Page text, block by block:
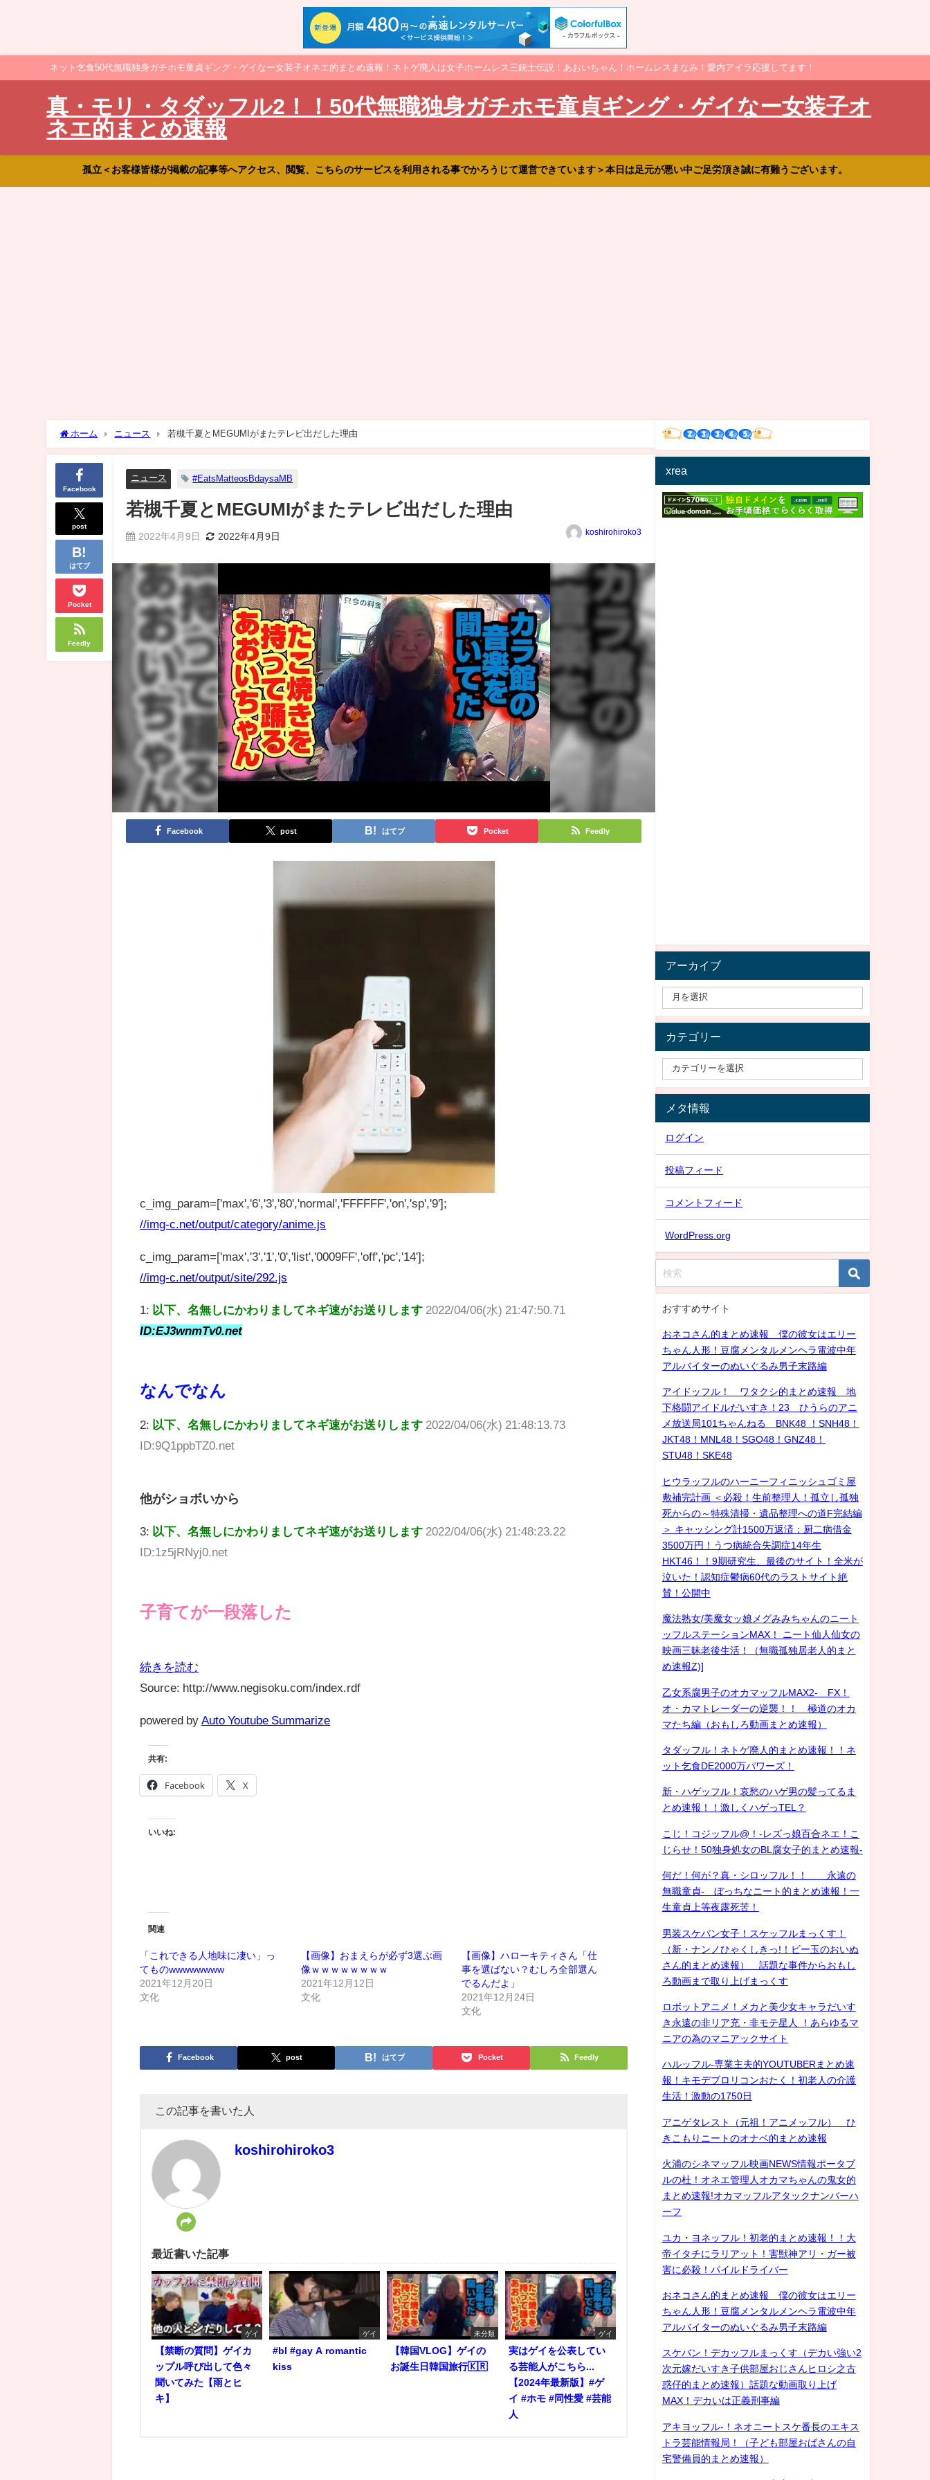
ネット乞食50代無職独身ガチホモ童貞ギング・ゲイなー女装子オネエ的まとめ速報！ネトゲ廃人は女子ホームレス三銃士伝説！あおいちゃん！ホームレスまなみ！愛内アイラ応援してます！
真・モリ・タダッフル2！！50代無職独身ガチホモ童貞ギング・ゲイなー女装子オ
ネエ的まとめ速報
孤立＜お客様皆様が掲載の記事等へアクセス、閲覧、こちらのサービスを利用される事でかろうじて運営できています＞本日は足元が悪い中ご足労頂き誠に有難うございます。
ホーム ニュース 若槻千夏とMEGUMIがまたテレビ出だした理由
Facebook
post
はてブ
Pocket
Feedly
ニュース #EatsMatteosBdaysaMB
若槻千夏とMEGUMIがまたテレビ出だした理由
2022年4月9日 2022年4月9日 koshirohiroko3
Facebook post はてブ Pocket Feedly
c_img_param=['max','6','3','80','normal','FFFFFF','on','sp','9'];
//img-c.net/output/category/anime.js
c_img_param=['max','3','1','0','list','0009FF','off','pc','14'];
//img-c.net/output/site/292.js
1: 以下、名無しにかわりましてネギ速がお送りします 2022/04/06(水) 21:47:50.71
ID:EJ3wnmTv0.net
なんでなん
2: 以下、名無しにかわりましてネギ速がお送りします 2022/04/06(水) 21:48:13.73
ID:9Q1ppbTZ0.net
他がショボいから
3: 以下、名無しにかわりましてネギ速がお送りします 2022/04/06(水) 21:48:23.22
ID:1z5jRNyj0.net
子育てが一段落した
続きを読む
Source: http://www.negisoku.com/index.rdf
powered by Auto Youtube Summarize
共有:
Facebook X
いいね:
関連
「これできる人地味に凄い」っ
てものwwwwwwww
2021年12月20日
文化
【画像】おまえらが必ず3選ぶ画
像ｗｗｗｗｗｗｗｗ
2021年12月12日
文化
【画像】ハローキティさん「仕
事を選ばない？むしろ全部選ん
でるんだよ」
2021年12月24日
文化
Facebook post はてブ Pocket Feedly
この記事を書いた人
koshirohiroko3
最近書いた記事
ゲイ
【禁断の質問】ゲイカ
ップル呼び出して色々
聞いてみた【雨とヒ
キ】
ゲイ
#bl #gay A romantic
kiss
未分類
【韓国VLOG】ゲイの
お誕生日韓国旅行🇰🇷
ゲイ
実はゲイを公表してい
る芸能人がこちら...
【2024年最新版】#ゲ
イ #ホモ #同性愛 #芸能
人
xrea
アーカイブ
カテゴリー
メタ情報
ログイン
投稿フィード
コメントフィード
WordPress.org
おすすめサイト
おネコさん的まとめ速報 僕の彼女はエリー
ちゃん人形！豆腐メンタルメンヘラ電波中年
アルバイターのぬいぐるみ男子末路編
アイドッフル！ ワタクシ的まとめ速報 地
下格闘アイドルだいすき！23 ひうらのアニ
メ放送局101ちゃんねる BNK48 ！SNH48！
JKT48！MNL48！SGO48！GNZ48！
STU48！SKE48
ヒウラッフルのハーニーフィニッシュゴミ屋
敷補完計画 ＜必殺！生前整理人！孤立し孤独
死からの～特殊清掃・遺品整理への道F完結編
＞ キャッシング計1500万返済：厨二病借金
3500万円！うつ病統合失調症14年生
HKT46！！9期研究生、最後のサイト！全米が
泣いた！認知症鬱病60代のラストサイト絶
賛！公開中
魔法熟女/美魔女ッ娘メグみみちゃんのニート
ッフルステーションMAX！ ニート仙人仙女の
映画三昧老後生活！（無職孤独居老人的まと
め速報Z)]
乙女系腐男子のオカマッフルMAX2- FX！
オ・カマトレーダーの逆襲！！ 極道のオカ
マたち編（おもしろ動画まとめ速報）
タダッフル！ネトゲ廃人的まとめ速報！！ネ
ット乞食DE2000万パワーズ！
新・ハゲッフル！哀愁のハゲ男の髪ってるま
とめ速報！！激しくハゲっTEL？
こじ！コジッフル@！-レズっ娘百合ネエ！こ
じらせ！50独身処女のBL腐女子的まとめ速報-
何だ！何が？真・シロッフル！！ 永遠の
無職童貞- ぼっちなニート的まとめ速報！一
生童貞上等夜露死苦！
男装スケバン女子！スケッフルまっくす！
（新・ナンノひゃくしきっ!！ビー玉のおいぬ
さん的まとめ速報） 話題な事件からおもし
ろ動画まで取り上げまっくす
ロボットアニメ！メカと美少女キャラだいす
き永遠の非リア充・非モテ星人 ！あらゆるマ
ニアの為のマニアックサイト
ハルッフル-専業主夫的YOUTUBERまとめ速
報！キモデブロリコンおたく！初老人の介護
生活！激動の1750日
アニゲタレスト（元祖！アニメッフル） ひ
きこもりニートのオナベ的まとめ速報
火浦のシネマッフル映画NEWS情報ポータブ
ルの杜！オネエ管理人オカマちゃんの鬼女的
まとめ速報!オカマッフルアタックナンバーハ
ーフ
ユカ・ヨネッフル！初老的まとめ速報！！大
帝イタチにラリアット！害獣神アリ・ガー被
害に必殺！パイルドライバー
おネコさん的まとめ速報 僕の彼女はエリー
ちゃん人形！豆腐メンタルメンヘラ電波中年
アルバイターのぬいぐるみ男子末路編
スケバン！デカッフルまっくす（デカい強い2
次元嫁だいすき子供部屋おじさんヒロシ之古
惑仔的まとめ速報）話題な動画取り上げ
MAX！デカいは正義刑事編
アキヨッフル-！ネオニートスケ番長のエキス
トラ芸能情報局！（子ども部屋おばさんの自
宅警備員的まとめ速報）